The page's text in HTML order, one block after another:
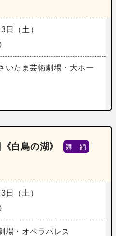
日（土）
いたま芸術劇場・大ホー
白鳥の湖》 舞 踊
日（土）
場・オペラパレス